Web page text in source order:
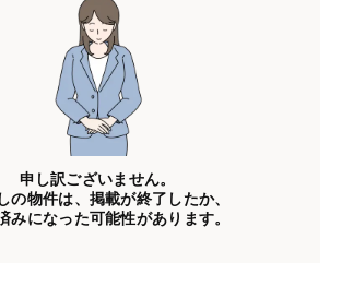
申し訳ございません。
の物件は、掲載が終了したか、
みになった可能性があります。